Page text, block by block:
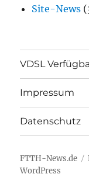
Site-News
VDSL
Impressum
Datenschutz
FTTH-News.de
WordPress